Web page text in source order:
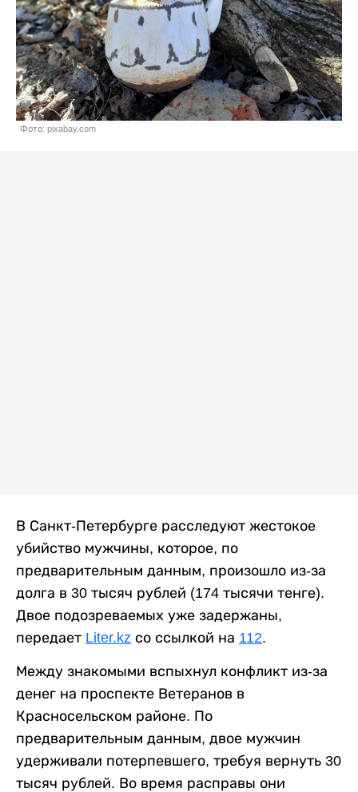
Фото: pixabay.com
В Санкт-Петербурге расследуют жестокое
убийство мужчины, которое, по
предварительным данным, произошло из-за
долга в 30 тысяч рублей (174 тысячи тенге).
Двое подозреваемых уже задержаны,
передает Liter.kz со ссылкой на 112.
Между знакомыми вспыхнул конфликт из-за
денег на проспекте Ветеранов в
Красносельском районе. По
предварительным данным, двое мужчин
удерживали потерпевшего, требуя вернуть 30
тысяч рублей. Во время расправы они